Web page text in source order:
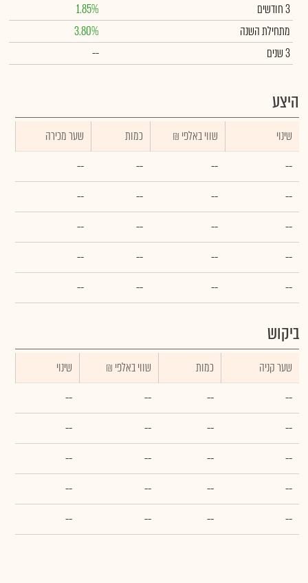
3 חודשים
1.85%
מתחילת השנה
3.80%
3 שנים
--
היצע
שינוי ₪ שווי באלפי כמות
שער מכירה
--
--
--
--
--
--
--
--
--
--
--
--
--
--
--
--
--
--
--
--
ביקוש
שער קניה כמות ₪ שווי באלפי
שינוי
--
--
--
--
--
--
--
--
--
--
--
--
--
--
--
--
--
--
--
--